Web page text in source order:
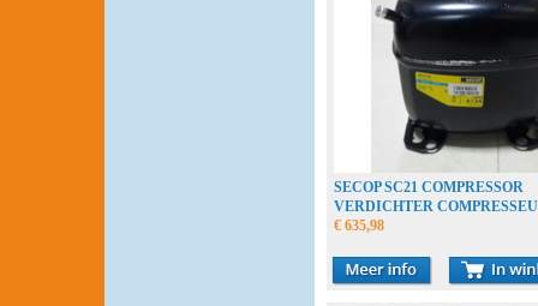
SECOP SC21 COMPRESSOR
VERDICHTER
€ 635,98